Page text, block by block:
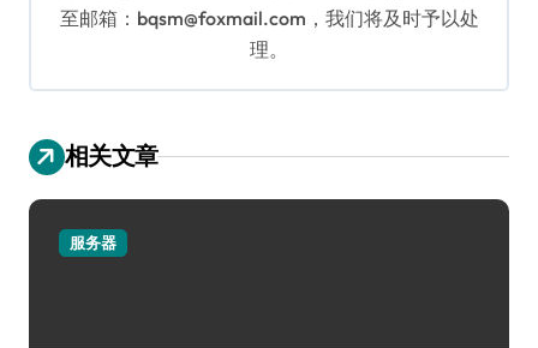
至邮箱：bqsm@foxmail.com，我们将及时予以处
理。
相关文章
服务器